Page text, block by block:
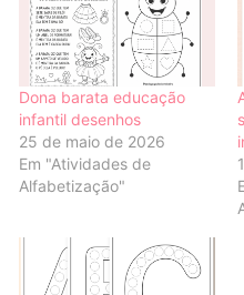
Dona barata educação
infantil desenhos
25 de maio de 2026
Em "Atividades de
Alfabetização"